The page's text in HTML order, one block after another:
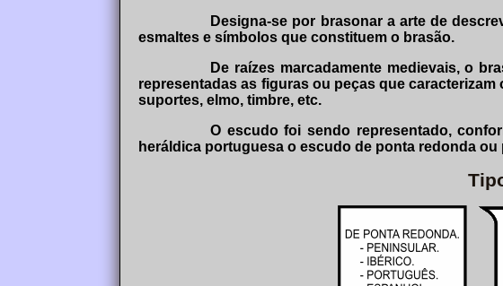
Designa-se por brasonar a arte de
esmaltes e símbolos que constituem o brasão.
De raízes marcadamente medievais, o
representadas as figuras ou peças que
suportes, elmo, timbre, etc.
O escudo foi sendo representado,
heráldica portuguesa o escudo de ponta redonda ou